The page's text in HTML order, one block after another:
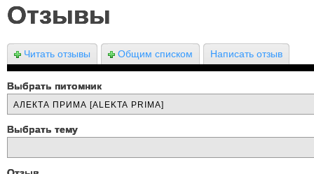
Отзывы
Читать отзывы Общим списком Написать отзыв
Выбрать питомник
Выбрать тему